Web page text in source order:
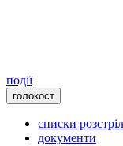
події
голокост
списки
документи